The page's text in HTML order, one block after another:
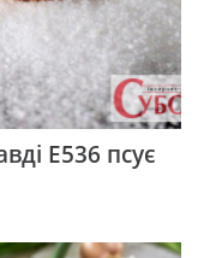
Е536 псує